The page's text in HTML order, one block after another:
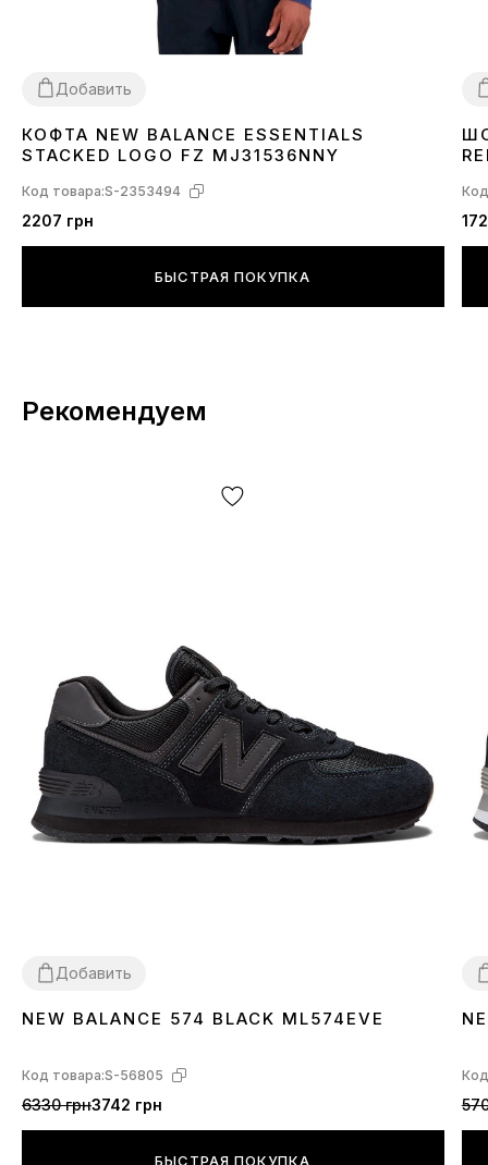
Добавить
XL
КОФТА NEW BALANCE ESSENTIALS
STACKED LOGO FZ MJ31536NNY
Код товара:S-2353494
2207 грн
БЫСТРАЯ ПОКУПКА
L
Рекомендуем
Добавить
3637 3839404142 43 4445
NEW BALANCE 574 BLACK ML574EVE
Код товара:S-56805
6330 грн3742 грн
БЫСТРАЯ ПОКУПКА